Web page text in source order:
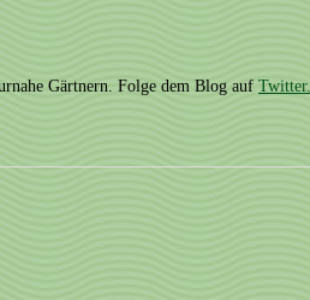
Gärtnern. Folge dem Blog auf